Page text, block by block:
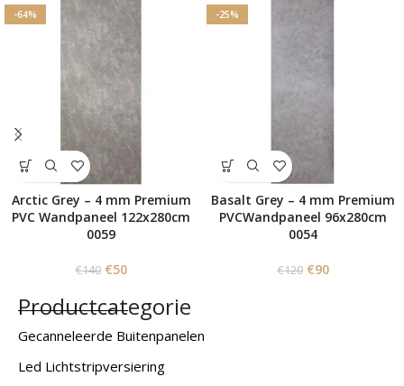
-64%
Arctic Grey – 4 mm Premium
PVC Wandpaneel 122x280cm
0059
€140 €50
-25%
Basalt Grey – 4 mm Premium
PVCWandpaneel 96x280cm
0054
€120 €90
Productcategorie
Gecanneleerde Buitenpanelen
Led Lichtstripversiering